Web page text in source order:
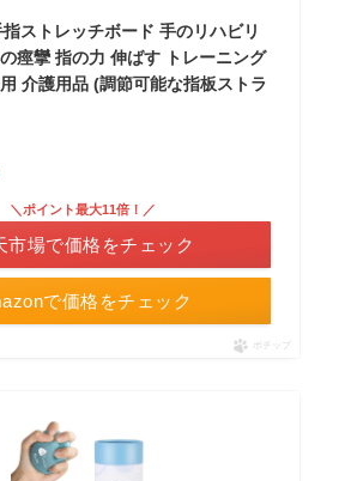
ストレッチボード 手のリハビリ
痙攣 指の力 伸ばす トレーニング
介護用品 (調節可能な指板ストラ
で価格をチェック
＼ポイント最大11倍！／
市場で価格をチェック
ポチップ